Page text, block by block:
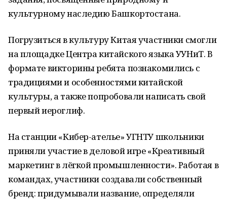
культурному наследию Башкортостана.
Погрузиться в культуру Китая участники смогли
на площадке Центра китайского языка УУНиТ. В
формате викторины ребята познакомились с
традициями и особенностями китайской
культуры, а также попробовали написать свой
первый иероглиф.
На станции «Кибер-ателье» УГНТУ школьники
приняли участие в деловой игре «Креативный
маркетинг в лёгкой промышленности». Работая в
командах, участники создавали собственный
бренд: придумывали название, определяли